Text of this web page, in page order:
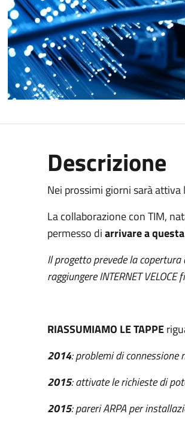
Descrizione
Nei prossimi giorni sarà attiva
La collaborazione con TIM,
permesso diarrivare a
Il progetto prevede la copertura
raggiungere INTERNET
RIASSUMIAMO LE TAPPE
2014: problemi di connessione
2015: attivate le richieste di
2015: pareri ARPA per